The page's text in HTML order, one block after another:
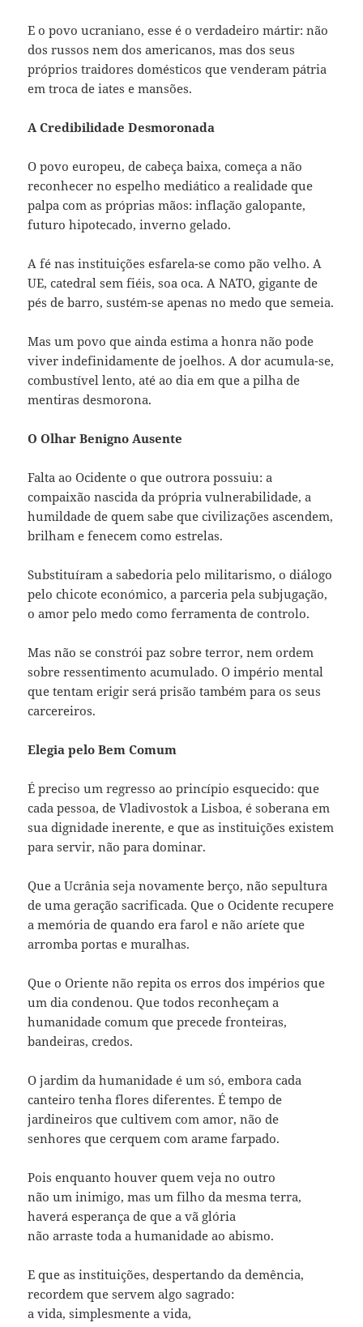
E o povo ucraniano, esse é o verdadeiro mártir: não
dos russos nem dos americanos, mas dos seus
próprios traidores domésticos que venderam pátria
em troca de iates e mansões.
A Credibilidade Desmoronada
O povo europeu, de cabeça baixa, começa a não
reconhecer no espelho mediático a realidade que
palpa com as próprias mãos: inflação galopante,
futuro hipotecado, inverno gelado.
A fé nas instituições esfarela-se como pão velho. A
UE, catedral sem fiéis, soa oca. A NATO, gigante de
pés de barro, sustém-se apenas no medo que semeia.
Mas um povo que ainda estima a honra não pode
viver indefinidamente de joelhos. A dor acumula-se,
combustível lento, até ao dia em que a pilha de
mentiras desmorona.
O Olhar Benigno Ausente
Falta ao Ocidente o que outrora possuiu: a
compaixão nascida da própria vulnerabilidade, a
humildade de quem sabe que civilizações ascendem,
brilham e fenecem como estrelas.
Substituíram a sabedoria pelo militarismo, o diálogo
pelo chicote económico, a parceria pela subjugação,
o amor pelo medo como ferramenta de controlo.
Mas não se constrói paz sobre terror, nem ordem
sobre ressentimento acumulado. O império mental
que tentam erigir será prisão também para os seus
carcereiros.
Elegia pelo Bem Comum
É preciso um regresso ao princípio esquecido: que
cada pessoa, de Vladivostok a Lisboa, é soberana em
sua dignidade inerente, e que as instituições existem
para servir, não para dominar.
Que a Ucrânia seja novamente berço, não sepultura
de uma geração sacrificada. Que o Ocidente recupere
a memória de quando era farol e não aríete que
arromba portas e muralhas.
Que o Oriente não repita os erros dos impérios que
um dia condenou. Que todos reconheçam a
humanidade comum que precede fronteiras,
bandeiras, credos.
O jardim da humanidade é um só, embora cada
canteiro tenha flores diferentes. É tempo de
jardineiros que cultivem com amor, não de
senhores que cerquem com arame farpado.
Pois enquanto houver quem veja no outro
não um inimigo, mas um filho da mesma terra,
haverá esperança de que a vã glória
não arraste toda a humanidade ao abismo.
E que as instituições, despertando da demência,
recordem que servem algo sagrado:
a vida, simplesmente a vida,